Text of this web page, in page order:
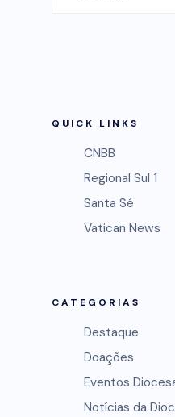
QUICK LINKS
CNBB
Regional Sul 1
Santa Sé
Vatican News
CATEGORIAS
Destaque
Doações
Eventos
Notícias da